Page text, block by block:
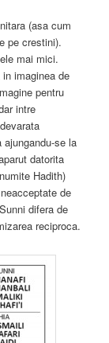
(asa cum
pe crestini).
mai mici.
imaginea de
pentru
intre
se la
datorita
Hadith)
de
difera de
reciproca.